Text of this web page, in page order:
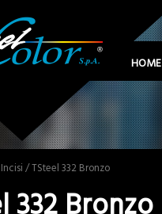
HOME
Incisi / TSteel 332 Bronzo
332 Bronzo